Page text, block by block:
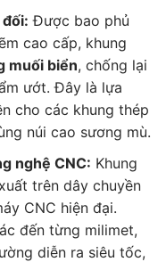
Được bao phủ
cao cấp, khung
muối biển, chống lại
ướt. Đây là lựa
cho các khung thép
núi cao sương mù.
nghệ CNC: Khung
trên dây chuyền
CNC hiện đại.
đến từng milimet,
diễn ra siêu tốc,